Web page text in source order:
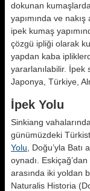
dokunan
yapımında ve
ipek kumaş
çözgü ipli­ği olarak
yapdan kaba
yararlanılabilir. İpek
Japon­ya, Türkiye,
İpek Yolu
Sinkiang
günü­müzdeki
Yolu , Doğu’yla
oynadı.
arasında iki yoldan
Naturalis Historia